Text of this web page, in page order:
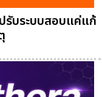
รับระบบสอบแค่แก้